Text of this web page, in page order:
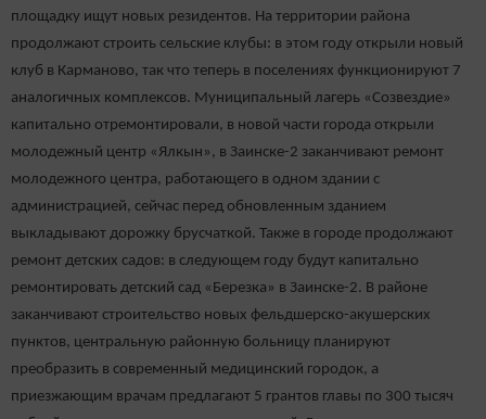
площадку ищут новых резидентов. На территории района
продолжают строить сельские клубы: в этом году открыли новый
клуб в Карманово, так что теперь в поселениях функционируют 7
аналогичных комплексов. Муниципальный лагерь «Созвездие»
капитально отремонтировали, в новой части города открыли
молодежный центр «Ялкын», в Заинске-2 заканчивают ремонт
молодежного центра, работающего в одном здании с
администрацией, сейчас перед обновленным зданием
выкладывают дорожку брусчаткой. Также в городе продолжают
ремонт детских садов: в следующем году будут капитально
ремонтировать детский сад «Березка» в Заинске-2. В районе
заканчивают строительство новых фельдшерско-акушерских
пунктов, центральную районную больницу планируют
преобразить в современный медицинский городок, а
приезжающим врачам предлагают 5 грантов главы по 300 тысяч